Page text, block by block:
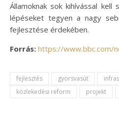
Államoknak sok kihívással kell
lépéseket tegyen a nagy
fejlesztése érdekében.
Forrás: https://www.bbc.com/
fejlesztés gyorsvasút
közlekedési reform
projekt